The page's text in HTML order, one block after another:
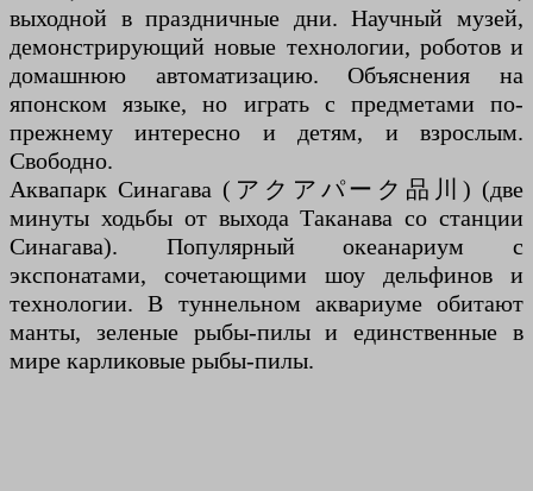
выходной в праздничные дни. Научный музей,
демонстрирующий новые технологии, роботов и
домашнюю автоматизацию. Объяснения на
японском языке, но играть с предметами по-
прежнему интересно и детям, и взрослым.
Свободно.
Аквапарк Синагава (アクアパーク品川) (две
минуты ходьбы от выхода Таканава со станции
Синагава). Популярный океанариум с
экспонатами, сочетающими шоу дельфинов и
технологии. В туннельном аквариуме обитают
манты, зеленые рыбы-пилы и единственные в
мире карликовые рыбы-пилы.